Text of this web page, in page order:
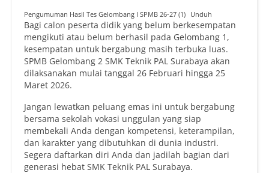
Pengumuman Hasil Tes Gelombang I SPMB 26-27 (1) Unduh
Bagi calon peserta didik yang belum berkesempatan
mengikuti atau belum berhasil pada Gelombang 1,
kesempatan untuk bergabung masih terbuka luas.
SPMB Gelombang 2 SMK Teknik PAL Surabaya akan
dilaksanakan mulai tanggal 26 Februari hingga 25
Maret 2026.
Jangan lewatkan peluang emas ini untuk bergabung
bersama sekolah vokasi unggulan yang siap
membekali Anda dengan kompetensi, keterampilan,
dan karakter yang dibutuhkan di dunia industri.
Segera daftarkan diri Anda dan jadilah bagian dari
generasi hebat SMK Teknik PAL Surabaya.